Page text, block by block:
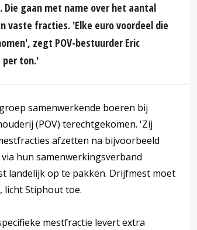
gaan met name over het aantal
vaste fracties. 'Elke euro voordeel die
zegt POV-bestuurder Eric
per ton.'
samenwerkende boeren bij
(POV) terechtgekomen. 'Zij
afzetten na bijvoorbeeld
hun samenwerkingsverband
landelijk op te pakken. Drijfmest moet
licht Stiphout toe.
mestfractie levert extra